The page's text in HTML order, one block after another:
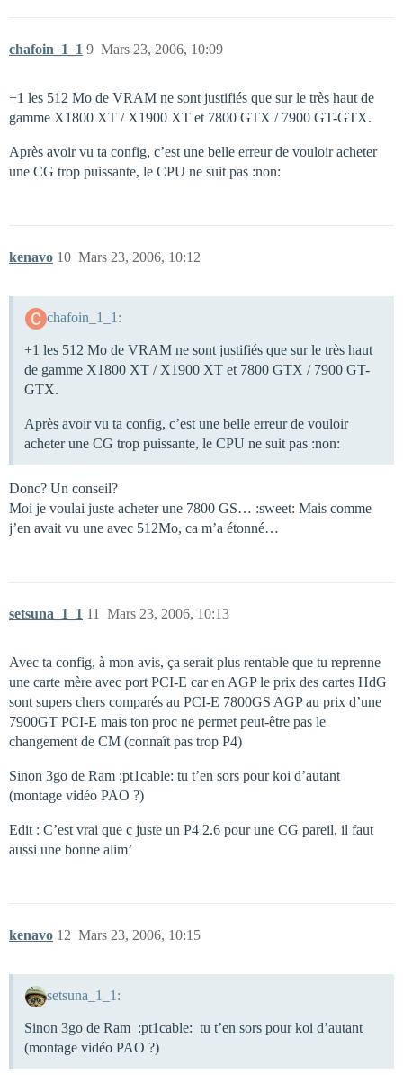
chafoin_1_1 Mars 23, 2006, 10:09
9
+1 les 512 Mo de VRAM ne sont justifiés que sur le très haut de
gamme X1800 XT / X1900 XT et 7800 GTX / 7900 GT-GTX.
Après avoir vu ta config, c’est une belle erreur de vouloir acheter
une CG trop puissante, le CPU ne suit pas :non:
kenavo Mars 23, 2006, 10:12
10
chafoin_1_1:
+1 les 512 Mo de VRAM ne sont justifiés que sur le très haut
de gamme X1800 XT / X1900 XT et 7800 GTX / 7900 GT-
GTX.
Après avoir vu ta config, c’est une belle erreur de vouloir
acheter une CG trop puissante, le CPU ne suit pas :non:
Donc? Un conseil?
Moi je voulai juste acheter une 7800 GS… :sweet: Mais comme
j’en avait vu une avec 512Mo, ca m’a étonné…
setsuna_1_1 Mars 23, 2006, 10:13
11
Avec ta config, à mon avis, ça serait plus rentable que tu reprenne
une carte mère avec port PCI-E car en AGP le prix des cartes HdG
sont supers chers comparés au PCI-E 7800GS AGP au prix d’une
7900GT PCI-E mais ton proc ne permet peut-être pas le
changement de CM (connaît pas trop P4)
Sinon 3go de Ram :pt1cable: tu t’en sors pour koi d’autant
(montage vidéo PAO ?)
Edit : C’est vrai que c juste un P4 2.6 pour une CG pareil, il faut
aussi une bonne alim’
kenavo Mars 23, 2006, 10:15
12
setsuna_1_1:
Sinon 3go de Ram :pt1cable: tu t’en sors pour koi d’autant
(montage vidéo PAO ?)